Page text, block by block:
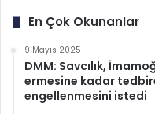
En Çok Okunanlar
9 Mayıs 2025
DMM: Savcılık,
ermesine kadar
engellenmesini istedi